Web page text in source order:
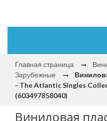
Главная страница
Зарубежные
- The Atlantic Singles
(603497858040)
Виниловая